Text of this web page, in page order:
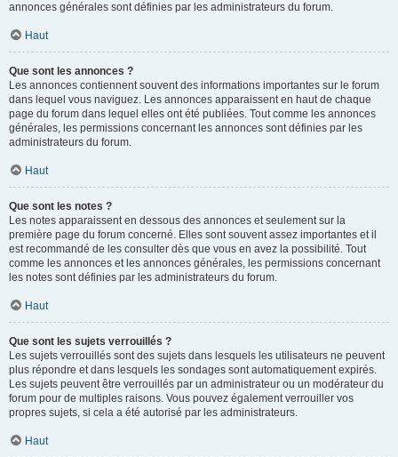
annonces générales sont définies par les administrateurs du forum.
Haut
Que sont les annonces ?
Les annonces contiennent souvent des informations importantes sur le forum
dans lequel vous naviguez. Les annonces apparaissent en haut de chaque
page du forum dans lequel elles ont été publiées. Tout comme les annonces
générales, les permissions concernant les annonces sont définies par les
administrateurs du forum.
Haut
Que sont les notes ?
Les notes apparaissent en dessous des annonces et seulement sur la
première page du forum concerné. Elles sont souvent assez importantes et il
est recommandé de les consulter dès que vous en avez la possibilité. Tout
comme les annonces et les annonces générales, les permissions concernant
les notes sont définies par les administrateurs du forum.
Haut
Que sont les sujets verrouillés ?
Les sujets verrouillés sont des sujets dans lesquels les utilisateurs ne peuvent
plus répondre et dans lesquels les sondages sont automatiquement expirés.
Les sujets peuvent être verrouillés par un administrateur ou un modérateur du
forum pour de multiples raisons. Vous pouvez également verrouiller vos
propres sujets, si cela a été autorisé par les administrateurs.
Haut